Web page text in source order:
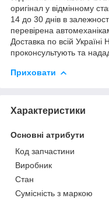
оригінал у відмінному
14 до 30 днів в
перевірена
Доставка по всій
проконсультують та
Приховати
Характеристики
Основні атрибути
Код запчастини
Виробник
Стан
Сумісність з маркою